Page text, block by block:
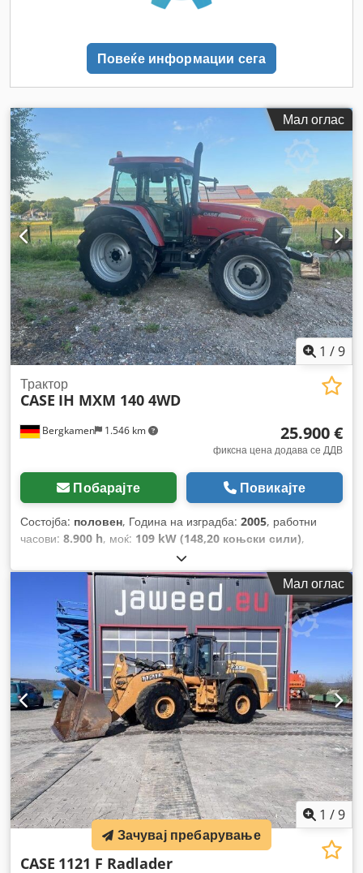
Повеќе информации сега
Мал оглас
1 /9
Bergkamen 1.546 km
Трактор
CASE IH MXM 140 4WD
25.900 €
фиксна цена додава се ДДВ
Побарајте Повикајте
Состојба: половен, Година на изградба: 2005, работни
часови: 8.900 h, моќ: 109 kW (148,20 коњски сили),
ABS, кабина, клима уред, погон на сите тркала
Мал оглас
1 /9
CASE 1121 F Radlader
Зачувај пребарување